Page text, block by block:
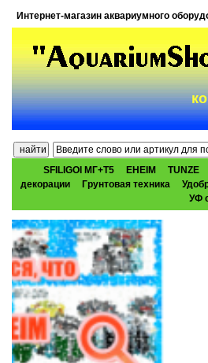
Интернет-магазин аквариумного
SFILIGOI МГ+Т5 EHEIM TUNZE
декорации
Грунтовая техника
УФ